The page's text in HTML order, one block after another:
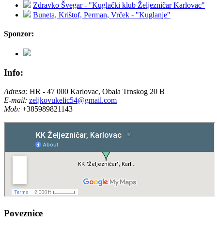
Zdravko Švegar - "Kuglački klub Željezničar Karlovac"
Buneta, Krištof, Perman, Vrček - "Kuglanje"
Sponzor:
Info:
Adresa: HR - 47 000 Karlovac, Obala Trnskog 20 B
E-mail: zeljkovukelic54@gmail.com
Mob: +385989821143
Poveznice